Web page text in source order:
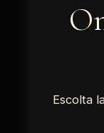
Escolta